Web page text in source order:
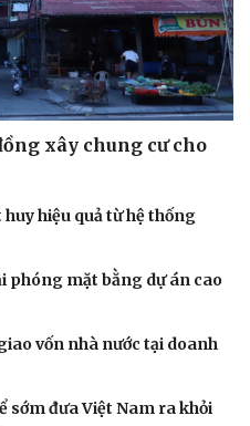
Đời sống
Blogxây chung cư cho
hiệu quả từ hệ thống
phóng mặt bằng dự án cao
vốn nhà nước tại doanh
sớm đưa Việt Nam ra khỏi